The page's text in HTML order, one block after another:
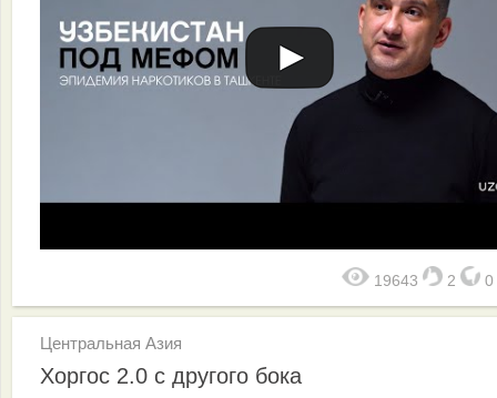
19643 2 0
Центральная Азия
Хоргос 2.0 с другого бока